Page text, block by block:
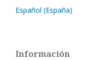
Español (España)
Información